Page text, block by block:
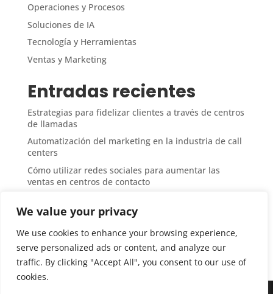
We value your privacy
We use cookies to enhance your browsing experience,
serve personalized ads or content, and analyze our
traffic. By clicking "Accept All", you consent to our use of
cookies.
Operaciones y Procesos
Soluciones de IA
Tecnología y Herramientas
Ventas y Marketing
Entradas recientes
Estrategias para fidelizar clientes a través de centros
de llamadas
Automatización del marketing en la industria de call
centers
Cómo utilizar redes sociales para aumentar las
ventas en centros de contacto
centers
Técnicas de upselling y cross-selling en atención
telefónica